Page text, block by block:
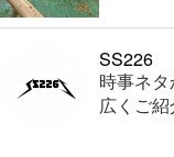
SS226
時事ネ
広くご